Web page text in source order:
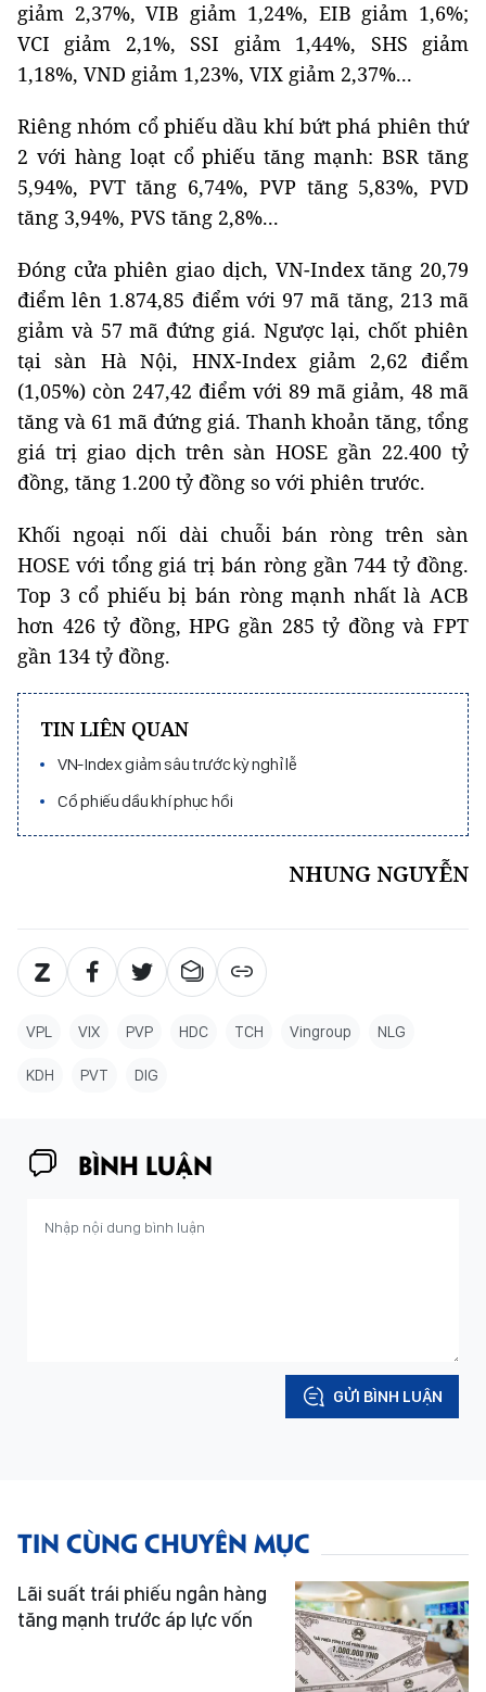
giảm 2,37%, VIB giảm 1,24%, EIB giảm 1,6%;
VCI giảm 2,1%, SSI giảm 1,44%, SHS giảm
1,18%, VND giảm 1,23%, VIX giảm 2,37%...
Riêng nhóm cổ phiếu dầu khí bứt phá phiên thứ
2 với hàng loạt cổ phiếu tăng mạnh: BSR tăng
5,94%, PVT tăng 6,74%, PVP tăng 5,83%, PVD
tăng 3,94%, PVS tăng 2,8%...
Đóng cửa phiên giao dịch, VN-Index tăng 20,79
điểm lên 1.874,85 điểm với 97 mã tăng, 213 mã
giảm và 57 mã đứng giá. Ngược lại, chốt phiên
tại sàn Hà Nội, HNX-Index giảm 2,62 điểm
(1,05%) còn 247,42 điểm với 89 mã giảm, 48 mã
tăng và 61 mã đứng giá. Thanh khoản tăng, tổng
giá trị giao dịch trên sàn HOSE gần 22.400 tỷ
đồng, tăng 1.200 tỷ đồng so với phiên trước.
Khối ngoại nối dài chuỗi bán ròng trên sàn
HOSE với tổng giá trị bán ròng gần 744 tỷ đồng.
Top 3 cổ phiếu bị bán ròng mạnh nhất là ACB
hơn 426 tỷ đồng, HPG gần 285 tỷ đồng và FPT
gần 134 tỷ đồng.
TIN LIÊN QUAN
VN-Index giảm sâu trước kỳ nghỉ lễ
Cổ phiếu dầu khí phục hồi
NHUNG NGUYỄN
VPL VIX PVP HDC TCH Vingroup NLG
KDH PVT DIG
BÌNH LUẬN
GỬI BÌNH LUẬN
TIN CÙNG CHUYÊN MỤC
Lãi suất trái phiếu ngân hàng
tăng mạnh trước áp lực vốn